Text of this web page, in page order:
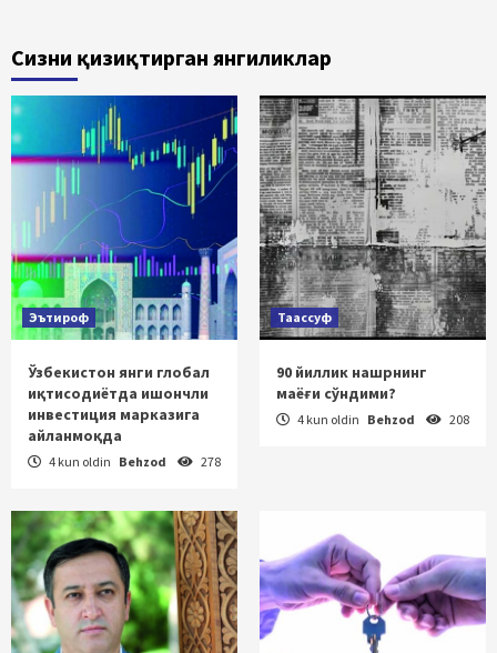
Сизни қизиқтирган янгиликлар
Эътироф
Ўзбекистон янги глобал
иқтисодиётда ишончли
инвестиция марказига
айланмоқда
4 kun oldin Behzod 278
Таассуф
90 йиллик нашрнинг
маёғи сўндими?
4 kun oldin Behzod 208